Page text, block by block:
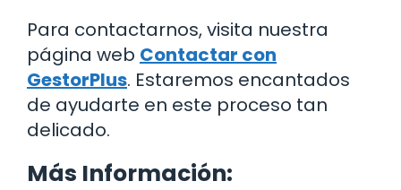
Para contactarnos, visita nuestra
página web Contactar con
GestorPlus. Estaremos encantados
de ayudarte en este proceso tan
delicado.
Más Información: